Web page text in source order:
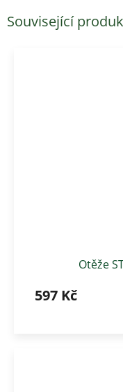
Související
Otěže
597 Kč